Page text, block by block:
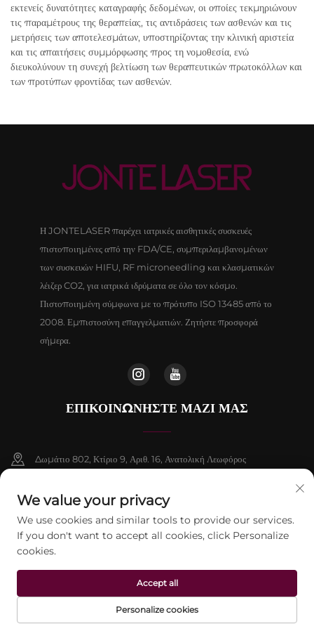
εκτενείς δυνατότητες καταγραφής δεδομένων, οι οποίες τεκμηριώνουν
τις παραμέτρους της θεραπείας, τις αντιδράσεις των ασθενών και τις
μετρήσεις των αποτελεσμάτων, υποστηρίζοντας την κλινική αριστεία
και τις απαιτήσεις συμμόρφωσης προς τη νομοθεσία, ενώ
διευκολύνουν τη συνεχή βελτίωση των θεραπευτικών πρωτοκόλλων και
των προτύπων φροντίδας των ασθενών.
Η JONTELASER παρέχει ιατρικές αισθητικές συσκευές
πιστοποιημένες από την FDA/CE, συμπεριλαμβανομένων
των συσκευών HIFU, RF microneedling και κλασματικών
λέιζερ CO2, για ιατρικά ιδρύματα σε όλο τον κόσμο.
Πιστοποιημένη σύμφωνα με το πρότυπο ISO 13485 από το
2008. Εμπιστοσύνη επαγγελματιών. Ζητήστε προσφορά
σήμερα.
ΕΠΙΚΟΙΝΩΝΉΣΤΕ ΜΑΖΊ ΜΑΣ
Δωμάτιο 802, Κτίριο 9, Αριθ. 16, Ανατολική Λεωφόρος
+86-13911459627
[email protected]
Πνευματικά δικαιώματα © 2026 Beijing Jontelaser Technology CO., LTD.
Με επιφύλαξη παντός δικαιώματος. Πολιτική Απορρήτου
We value your privacy
We use cookies and similar tools to provide our services.
If you don't want to accept all cookies, click Personalize
cookies.
Personalize cookies
Accept all